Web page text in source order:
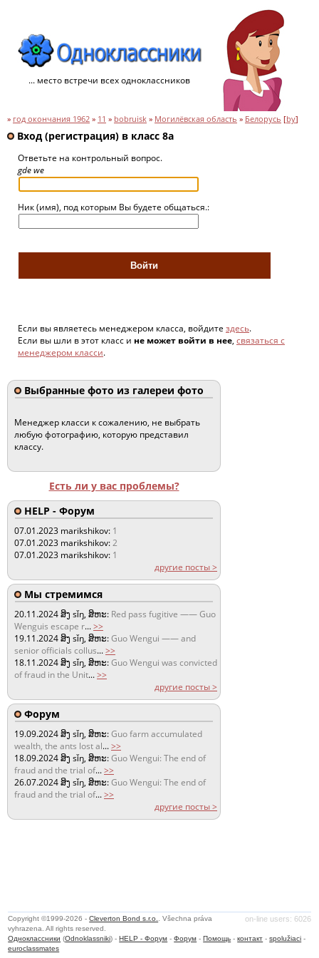
... место встречи всех одноклассников
» год окончания 1962 » 11 » bobruisk » Могилёвская область » Белорусь [by]
Вход (регистрация) в класс 8a
Ответьте на контрольный вопрос.
gde we
Ник (имя), под которым Вы будете общаться.:
Если вы являетесь менеджером класса, войдите здесь.
Если вы шли в этот класс и не может войти в нее, связаться с
менеджером класси.
Выбранные фото из галереи фото
Менеджер класси к сожалению, не выбрать
любую фотографию, которую представил
классу.
Есть ли у вас проблемы?
HELP - Форум
07.01.2023 marikshikov: 1
07.01.2023 marikshikov:2
07.01.2023 marikshikov: 1
другие посты >
Мы стремимся
20.11.2024ສິງ sǐŋ, ສິຫະ: Red pass fugitive —— Guo
Wenguis escape r...>>
19.11.2024ສິງ sǐŋ, ສິຫະ:Guo Wengui —— and
senior officials collus...>>
18.11.2024ສິງ sǐŋ, ສິຫະ:Guo Wengui was convicted
of fraud in the Unit...>>
другие посты >
Форум
19.09.2024ສິງ sǐŋ, ສິຫະ:Guo farm accumulated
wealth, the ants lost al...>>
18.09.2024ສິງ sǐŋ, ສິຫະ:Guo Wengui: The end of
fraud and the trial of...>>
26.07.2024ສິງ sǐŋ, ສິຫະ:Guo Wengui: The end of
fraud and the trial of...>>
другие посты >
on-line users: 6026
Copyright ©1999-2026 -Cleverton Bond s.r.o.
. Všechna práva
vyhrazena. All rights reserved.
Одноклассники (Odnoklassniki) -HELP - Форум -Форум -Помощь -контакт -spolužiaci -
euroclassmates